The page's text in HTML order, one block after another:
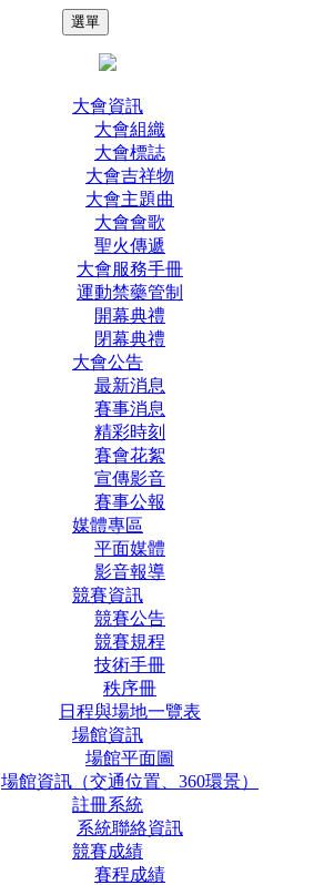
選單
大會資訊
大會組織
大會標誌
大會吉祥物
大會主題曲
大會會歌
聖火傳遞
大會服務手冊
運動禁藥管制
開幕典禮
閉幕典禮
大會公告
最新消息
賽事消息
精彩時刻
賽會花絮
宣傳影音
賽事公報
媒體專區
平面媒體
影音報導
競賽資訊
競賽公告
競賽規程
技術手冊
秩序冊
日程與場地一覽表
場館資訊
場館平面圖
場館資訊（交通位置、360環景）
註冊系統
系統聯絡資訊
競賽成績
賽程成績